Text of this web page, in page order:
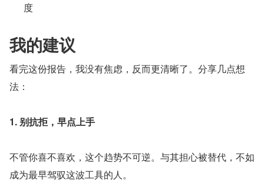
度
我的建议
看完这份报告，我没有焦虑，反而更清晰了。分享几点想
法：
1. 别抗拒，早点上手
不管你喜不喜欢，这个趋势不可逆。与其担心被替代，不如
成为最早驾驭这波工具的人。